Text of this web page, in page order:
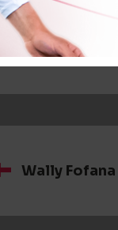
Kaspars
Wally Fofana